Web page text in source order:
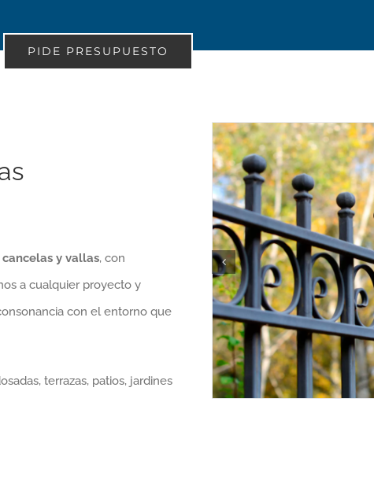
PIDE PRESUPUESTO
cancelas y vallas, con
a cualquier proyecto y
con el entorno que
terrazas, patios, jardines